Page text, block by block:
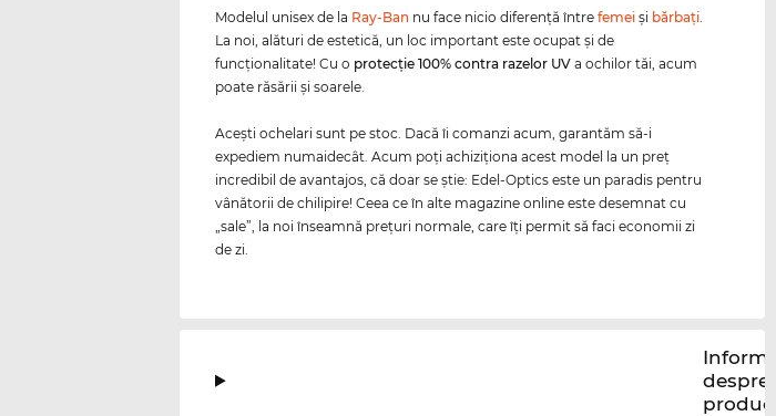
Modelul unisex de la Ray-Ban nu face nicio diferenţă întrefemei şi bărbaţi
La noi, alături de estetică, un loc important este ocupat şi de
funcţionalitate! Cu o protecţie 100% contra razelor UV a ochilor tăi, acum
poate răsării şi soarele.
Aceşti ochelari sunt pe stoc. Dacă îi comanzi acum, garantăm să-i
expediem numaidecât. Acum poţi achiziţiona acest model la un preţ
incredibil de avantajos, că doar se ştie: Edel-Optics este un paradis pentru
vânătorii de chilipire! Ceea ce în alte magazine online este desemnat cu
„sale”, la noi înseamnă preţuri normale, care îţi permit să faci economii zi
de zi.
despre